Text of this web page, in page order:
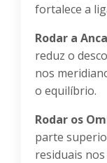
fortalece a
Rodar a
reduz o
nos
o equilíbrio.
Rodar os
parte
residuais